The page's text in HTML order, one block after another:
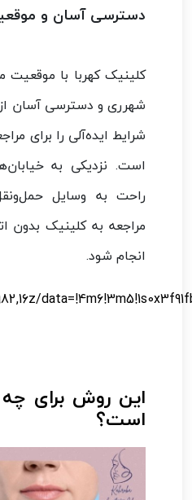
دسترسی آسان و
کلینیک کهربا با موقعیت
شهرری و دسترسی آسان
شرایط ایده‌آلی را برای
است. نزدیکی به
راحت به وسایل
مراجعه به کلینیک بدون
انجام شود.
این روش برای
است؟